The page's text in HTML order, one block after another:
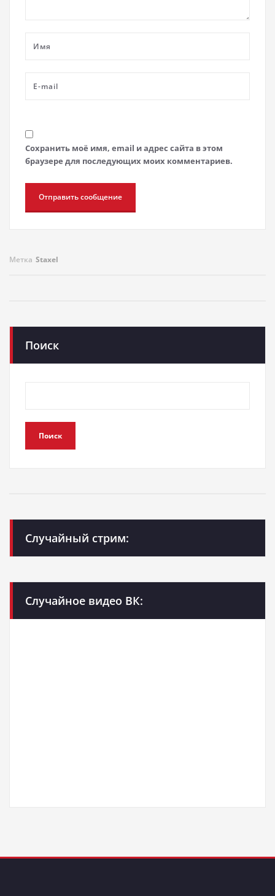
Сохранить моё имя, email и адрес сайта в этом
браузере для последующих моих комментариев.
Метка Staxel
Поиск
Поиск
Случайный стрим:
Случайное видео ВК: